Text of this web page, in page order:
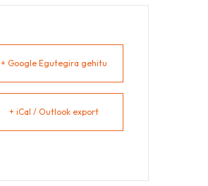
+ Google Egutegira gehitu
+ iCal / Outlook export